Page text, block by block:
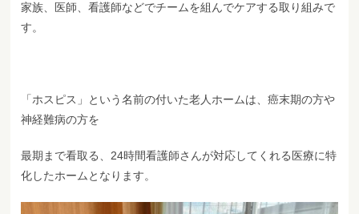
家族、医師、看護師などでチームを組んでケアする取り組みで
す。
「ホスピス」という名前の付いた老人ホームは、癌末期の方や
神経難病の方を
最期まで看取る、24時間看護師さんが対応してくれる医療に特
化したホームとなります。